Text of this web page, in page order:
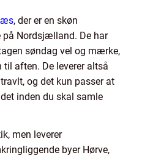
, der er en skøn
på Nordsjælland. De har
søndag vel og mærke,
aften. De leverer altså
og det kun passer at
inden du skal samle
men leverer
byer Hørve,